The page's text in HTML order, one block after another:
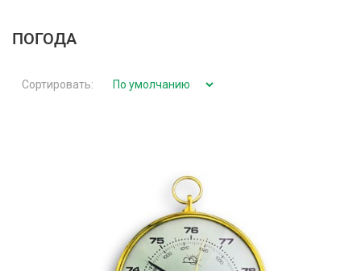
ПОГОДА
Сортировать: